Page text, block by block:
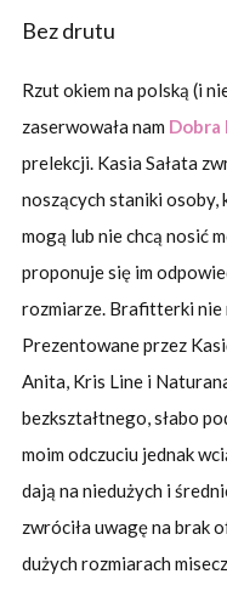
Bez drutu
Rzut okiem na polską (i
zaserwowała nam Dobra
prelekcji. Kasia Sałata
noszących staniki
mogą lub nie chcą nosić
proponuje się im
rozmiarze. Brafitterki nie
Prezentowane przez
Anita, Kris Line i
bezkształtnego, słabo
moim odczuciu jednak
dają na niedużych i
zwróciła uwagę na brak
dużych rozmiarach